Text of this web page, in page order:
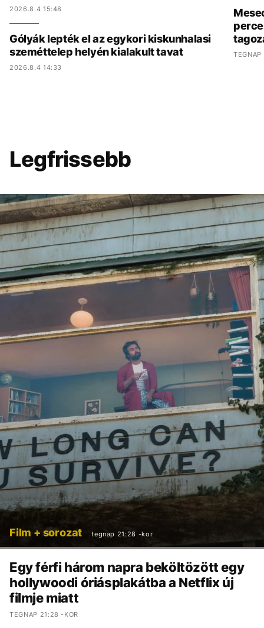
2026.8.4 15:48
Gólyák lepték el az egykori kiskunhalasi
szeméttelep helyén kialakult tavat
2026.8.4 14:33
Legfrissebb
Film + sorozat tegnap 21:28 -kor
Egy férfi három napra beköltözött egy
hollywoodi óriásplakátba a Netflix új
filmje miatt
TEGNAP 21:28 -KOR